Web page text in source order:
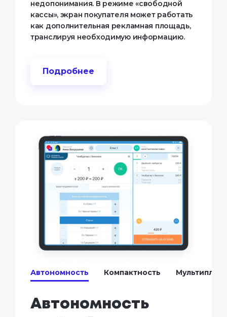
недопонимания. В режиме «свободной
кассы», экран покупателя может работать
как дополнительная рекламная площадь,
транслируя необходимую информацию.
Подробнее
Автономность Компактность
Автономность